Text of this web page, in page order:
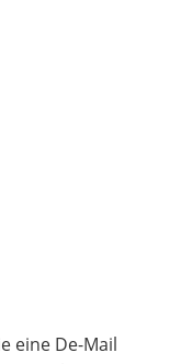
eine De-Mail